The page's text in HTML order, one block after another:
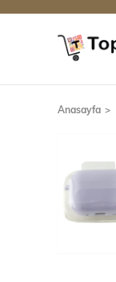
Anasayfa